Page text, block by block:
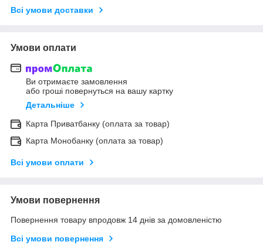
Всі умови доставки
Умови оплати
Ви отримаєте замовлення
або гроші повернуться на вашу картку
Детальніше
Карта Приватбанку (оплата за товар)
Карта Монобанку (оплата за товар)
Всі умови оплати
Умови повернення
Повернення товару впродовж 14 днів за домовленістю
Всі умови повернення